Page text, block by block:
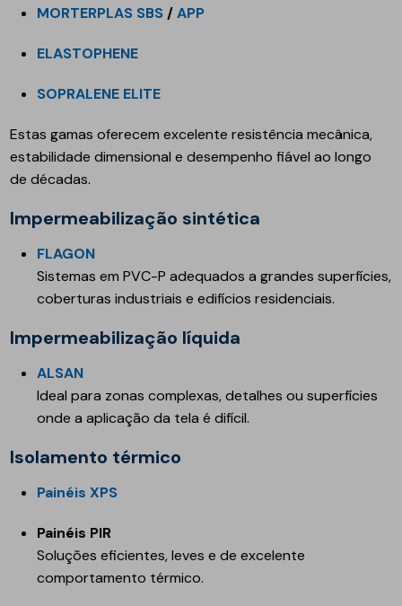
MORTERPLAS SBS/APP
ELASTOPHENE
SOPRALENE ELITE
Estas gamas oferecem excelente resistência mecânica,
estabilidade dimensional e desempenho fiável ao longo
de décadas.
Impermeabilização sintética
FLAGON
Sistemas em PVC-P adequados a grandes superfícies,
coberturas industriais e edifícios residenciais.
Impermeabilização líquida
ALSAN
Ideal para zonas complexas, detalhes ou superfícies
onde a aplicação da tela é difícil.
Isolamento térmico
Painéis XPS
Painéis PIR
Soluções eficientes, leves e de excelente
comportamento térmico.